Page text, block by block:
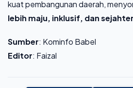
kuat pembangunan daerah,
lebih maju, inklusif, dan
Sumber: Kominfo Babel
Editor: Faizal